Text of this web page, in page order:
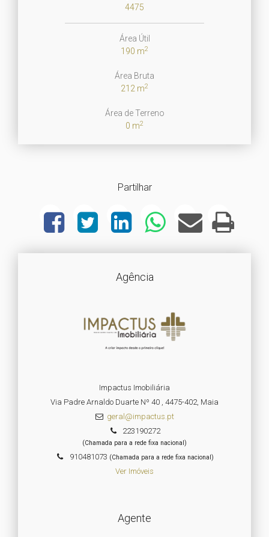
4475
Área Útil
190 m2
Área Bruta
212 m2
Área de Terreno
0 m2
Partilhar
Agência
Impactus Imobiliária
Via Padre Arnaldo Duarte Nº 40 , 4475-402, Maia
geral@impactus.pt
223190272
(Chamada para a rede fixa nacional)
910481073 (Chamada para a rede fixa nacional)
Ver Imóveis
Agente